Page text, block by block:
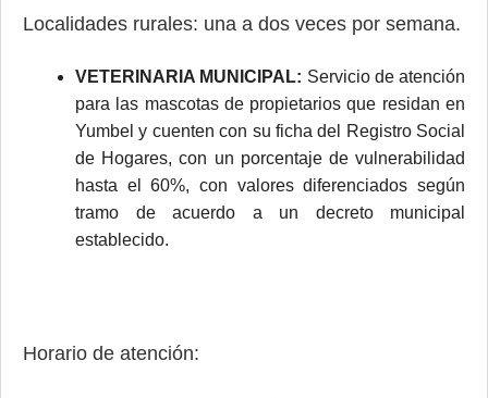
Localidades rurales: una a dos veces por semana.
VETERINARIA MUNICIPAL: Servicio de atención
para las mascotas de propietarios que residan en
Yumbel y cuenten con su ficha del Registro Social
de Hogares, con un porcentaje de vulnerabilidad
hasta el 60%, con valores diferenciados según
tramo de acuerdo a un decreto municipal
establecido.
Horario de atención: